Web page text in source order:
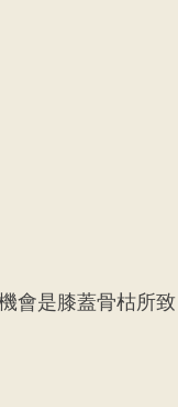
會是膝蓋骨枯所